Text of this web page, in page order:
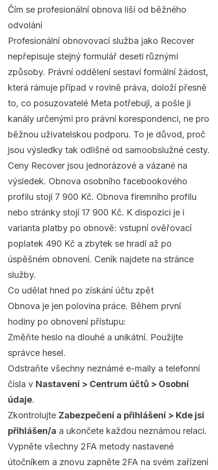
Čím se profesionální obnova liší od běžného
odvolání
Profesionální obnovovací služba jako Recover
nepřepisuje stejný formulář deseti různými
způsoby. Právní oddělení sestaví formální žádost,
která rámuje případ v rovině práva, doloží přesně
to, co posuzovatelé Meta potřebují, a pošle ji
kanály určenými pro právní korespondenci, ne pro
běžnou uživatelskou podporu. To je důvod, proč
jsou výsledky tak odlišné od samoobslužné cesty.
Ceny Recover jsou jednorázové a vázané na
výsledek. Obnova osobního facebookového
profilu stojí 7 900 Kč. Obnova firemního profilu
nebo stránky stojí 17 900 Kč. K dispozici je i
varianta platby po obnově: vstupní ověřovací
poplatek 490 Kč a zbytek se hradí až po
úspěšném obnovení. Ceník najdete na stránce
služby.
Co udělat hned po získání účtu zpět
Obnova je jen polovina práce. Během první
hodiny po obnovení přístupu:
Změňte heslo na dlouhé a unikátní. Použijte
správce hesel.
Odstraňte všechny neznámé e-maily a telefonní
čísla v Nastavení > Centrum účtů > Osobní
údaje.
Zkontrolujte Zabezpečení a přihlášení > Kde jsi
přihlášen/a a ukončete každou neznámou relaci.
Vypněte všechny 2FA metody nastavené
útočníkem a znovu zapněte 2FA na svém zařízení